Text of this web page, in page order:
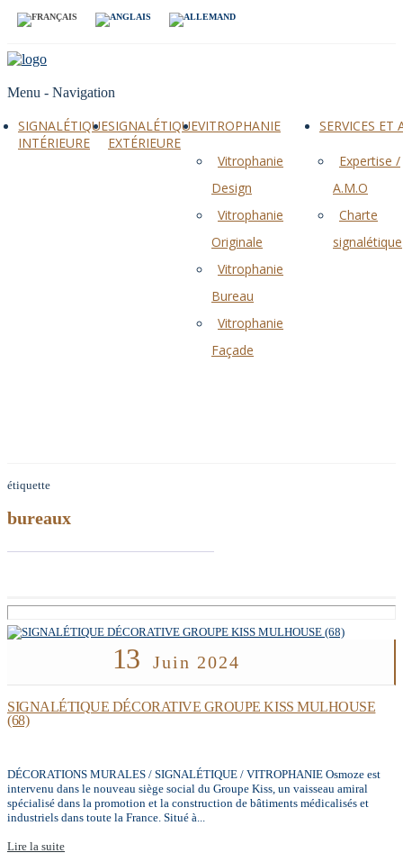
Menu - Navigation
SIGNALÉTIQUE
INTÉRIEURE
SIGNALÉTIQUE
EXTÉRIEURE
VITROPHANIE
Vitrophanie
Design
Vitrophanie
Originale
Vitrophanie
Bureau
Vitrophanie
Façade
SERVICES ET
Expertise /
A.M.O
Charte
signalétique
étiquette
bureaux
13 Juin 2024
SIGNALÉTIQUE DÉCORATIVE GROUPE KISS MULHOUSE
(68)
DÉCORATIONS MURALES / SIGNALÉTIQUE / VITROPHANIE Osmoze est
intervenu dans le nouveau siège social du Groupe Kiss, un vaisseau amiral
spécialisé dans la promotion et la construction de bâtiments médicalisés et
industriels dans toute la France. Situé à...
Lire la suite